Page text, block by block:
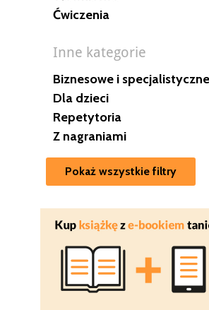
Ćwiczenia
Inne kategorie
Biznesowe i specjalistyczne
Dla dzieci
Repetytoria
Z nagraniami
Pokaż wszystkie filtry